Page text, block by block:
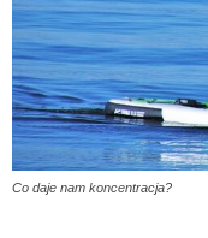
Co daje nam koncentracja?